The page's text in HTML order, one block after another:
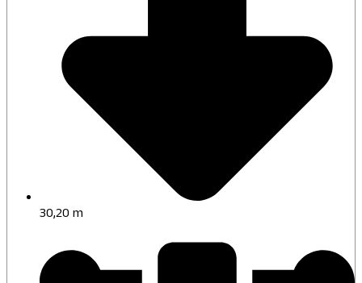
30,20 m